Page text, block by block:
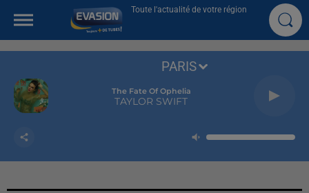
Toute l'actualité de votre région
The Fate Of Ophelia
TAYLOR SWIFT
PARIS